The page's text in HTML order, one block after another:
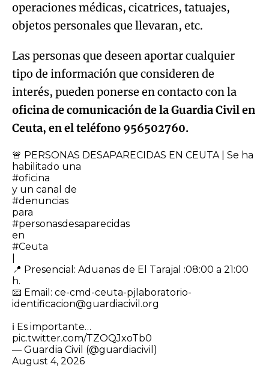
operaciones médicas, cicatrices, tatuajes,
objetos personales que llevaran, etc.
Las personas que deseen aportar cualquier
tipo de información que consideren de
interés, pueden ponerse en contacto con la
oficina de comunicación de la Guardia Civil en
Ceuta, en el teléfono 956502760.
🚨 PERSONAS DESAPARECIDAS EN CEUTA | Se ha
habilitado una
#oficina
y un canal de
#denuncias
para
#personasdesaparecidas
en
#Ceuta
​📍 Presencial: Aduanas de El Tarajal :08:00 a 21:00
h.
📧 Email: ce-cmd-ceuta-pjlaboratorio-
identificacion@guardiacivil.org
ℹ️ Es importante…
pic.twitter.com/TZOQJxoTb0
— Guardia Civil (@guardiacivil)
August 4, 2026